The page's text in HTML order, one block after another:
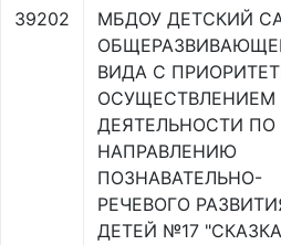
39202
МБДОУ ДЕТСКИЙ
ВИДА С
ОСУЩЕСТВЛЕНИЕМ
ДЕЯТЕЛЬНОСТИ ПО
НАПРАВЛЕНИЮ
ПОЗНАВАТЕЛЬНО-
РЕЧЕВОГО
ДЕТЕЙ №17